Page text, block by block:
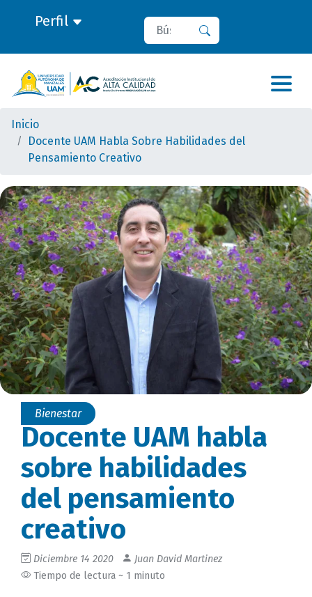
Perfil Buscar
Inicio
Docente UAM Habla Sobre Habilidades del
Pensamiento Creativo
Bienestar
Docente UAM habla
sobre habilidades
del pensamiento
creativo
Diciembre 14 2020
Juan David Martinez
Tiempo de lectura ~ 1 minuto